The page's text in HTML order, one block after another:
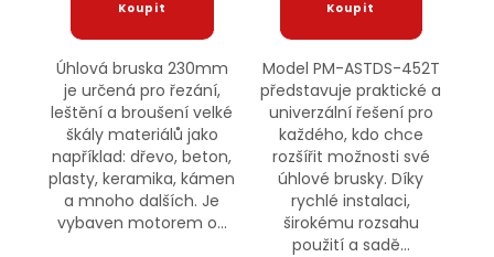
Úhlová bruska 230mm
je určená pro řezání,
leštění a broušení velké
škály materiálů jako
například: dřevo, beton,
plasty, keramika, kámen
a mnoho dalších. Je
vybaven motorem o...
Model PM-ASTDS-452T
představuje praktické a
univerzální řešení pro
každého, kdo chce
rozšířit možnosti své
úhlové brusky. Díky
rychlé instalaci,
širokému rozsahu
použití a sadě...